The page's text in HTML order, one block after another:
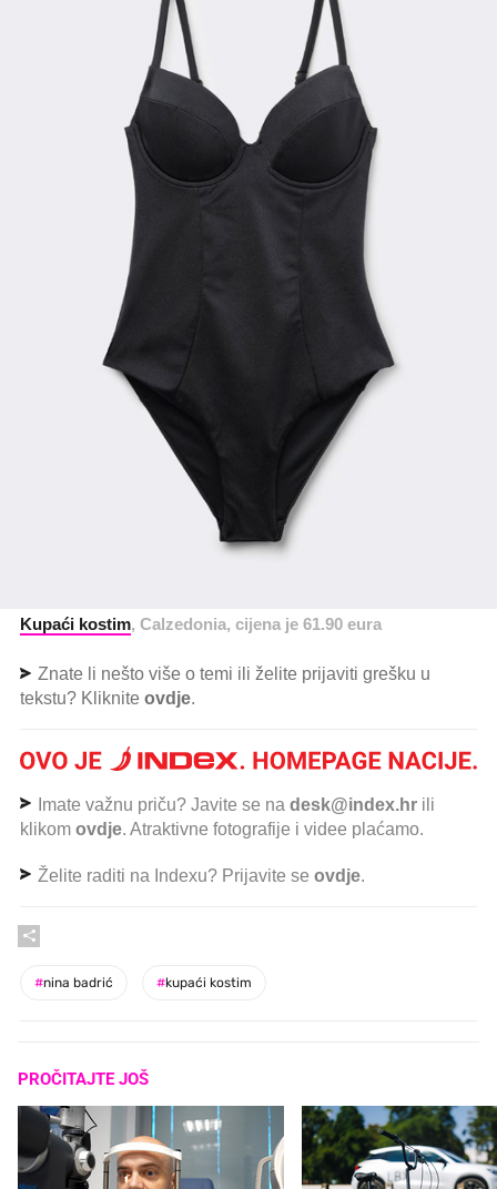
Kupaći kostim, Calzedonia, cijena je 61.90 eura
Znate li nešto više o temi ili želite prijaviti grešku u
tekstu? Kliknite ovdje.
Imate važnu priču? Javite se na desk@index.hr ili
klikom ovdje. Atraktivne fotografije i videe plaćamo.
Želite raditi na Indexu? Prijavite se ovdje.
#nina badrić #kupaći kostim
PROČITAJTE JOŠ